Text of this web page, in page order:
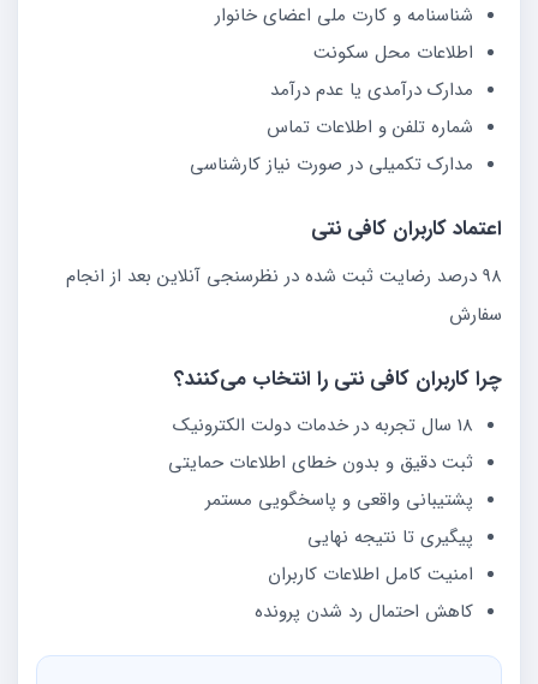
شناسنامه و کارت ملی اعضای خانوار
اطلاعات محل سکونت
مدارک درآمدی یا عدم درآمد
شماره تلفن و اطلاعات تماس
مدارک تکمیلی در صورت نیاز کارشناسی
اعتماد کاربران کافی نتی
98 درصد رضایت ثبت شده در نظرسنجی آنلاین بعد از انجام
سفارش
چرا کاربران کافی نتی را انتخاب می‌کنند؟
18 سال تجربه در خدمات دولت الکترونیک
ثبت دقیق و بدون خطای اطلاعات حمایتی
پشتیبانی واقعی و پاسخگویی مستمر
پیگیری تا نتیجه نهایی
امنیت کامل اطلاعات کاربران
کاهش احتمال رد شدن پرونده